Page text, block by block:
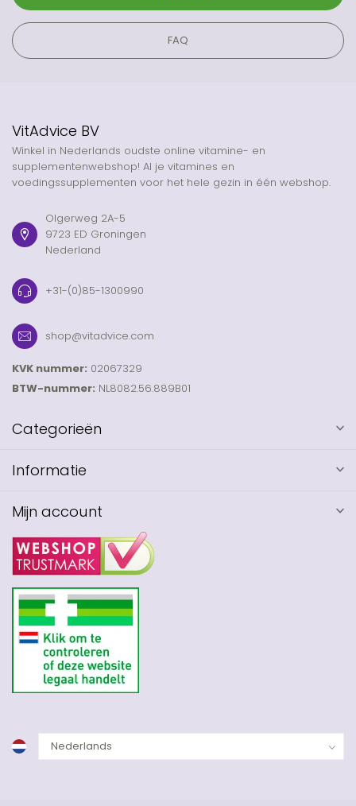
FAQ
VitAdvice BV
Winkel in Nederlands oudste online vitamine- en
supplementenwebshop! Al je vitamines en
voedingssupplementen voor het hele gezin in één webshop.
Olgerweg 2A-5
9723 ED Groningen
Nederland
+31-(0)85-1300990
shop@vitadvice.com
KVK nummer: 02067329
BTW-nummer: NL8082.56.889B01
Categorieën
Informatie
Mijn account